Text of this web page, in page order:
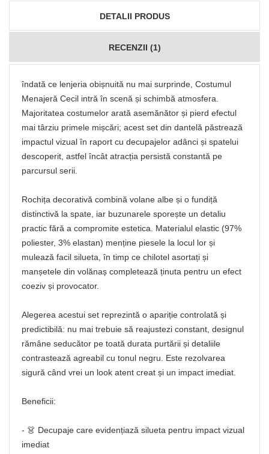
DETALII PRODUS
RECENZII (1)
îndată ce lenjeria obișnuită nu mai surprinde, Costumul
Menajeră Cecil intră în scenă și schimbă atmosfera.
Majoritatea costumelor arată asemănător și pierd efectul
mai târziu primele mișcări; acest set din dantelă păstrează
impactul vizual în raport cu decupajelor adânci și spatelui
descoperit, astfel încât atracția persistă constantă pe
parcursul serii.
Rochița decorativă combină volane albe și o fundiță
distinctivă la spate, iar buzunarele sporește un detaliu
practic fără a compromite estetica. Materialul elastic (97%
poliester, 3% elastan) menține piesele la locul lor și
mulează facil silueta, în timp ce chilotel asortați și
manșetele din volănaș completează ținuta pentru un efect
coeziv și provocator.
Alegerea acestui set reprezintă o apariție controlată și
predictibilă: nu mai trebuie să reajustezi constant, designul
rămâne seducător pe toată durata purtării și detaliile
contrastează agreabil cu tonul negru. Este rezolvarea
sigură când vrei un look atent creat și un impact imediat.
Beneficii:
- 👗 Decupaje care evidențiază silueta pentru impact vizual
imediat